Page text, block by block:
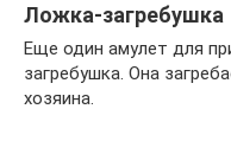
Ложка-загребушка
Еще один амулет для
загребушка. Она
хозяина.